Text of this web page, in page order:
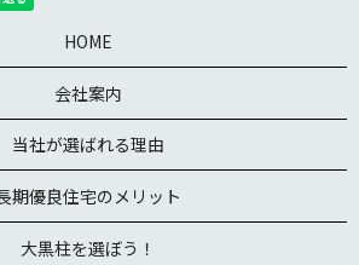
HOME
会社案内
当社が選ばれる理由
期優良住宅のメリット
大黒柱を選ぼう！